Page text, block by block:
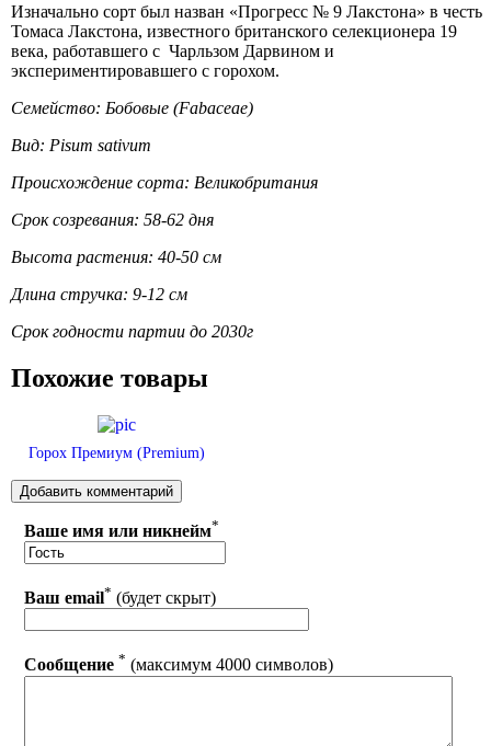
Изначально сорт был назван «Прогресс № 9 Лакстона» в честь
Томаса Лакстона, известного британского селекционера 19
века, работавшего с Чарльзом Дарвином и
экспериментировавшего с горохом.
Семейство: Бобовые (Fabaceae)
Вид: Pisum sativum
Происхождение сорта: Великобритания
Срок созревания: 58-62 дня
Высота растения: 40-50 см
Длина стручка: 9-12 см
Срок годности партии до 2030г
Похожие товары
Горох Премиум (Premium)
Ваше имя или никнейм*
Ваш email* (будет скрыт)
Сообщение * (максимум 4000 символов)